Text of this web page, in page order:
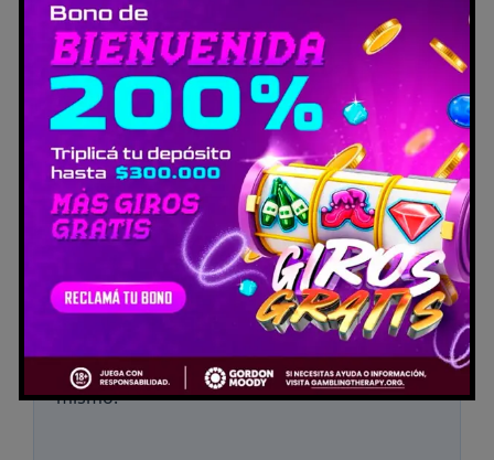
paciencia para no caer en adicción (5-10% riesgo).
Tu próxima gran jugada empieza en
yoapuesto.bet.
🎰⚽ El casino online y la
casa de apuestas líder que te ofrece los
mejores bonos. ¡Sumate y ganá hoy
mismo!
🔥